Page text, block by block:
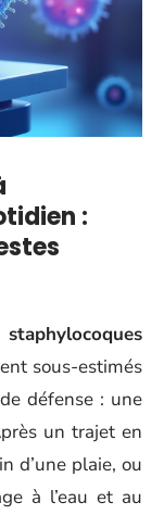
:
sous-estimés
défense : une
un trajet en
d’une plaie, ou
à l’eau et au